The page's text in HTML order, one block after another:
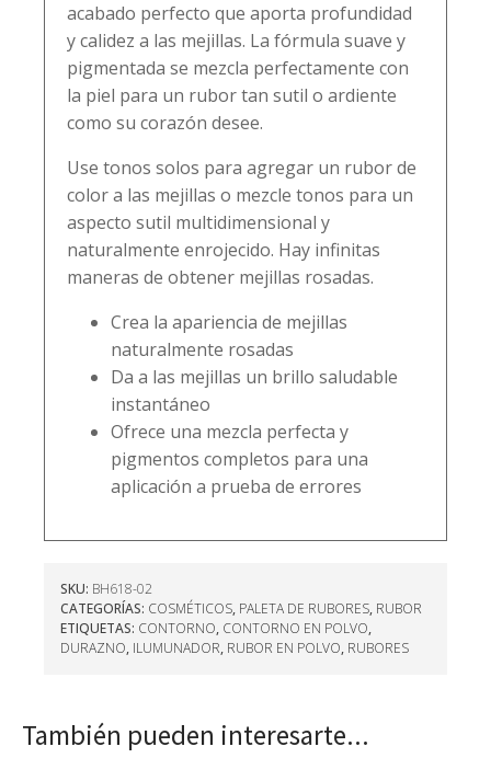
acabado perfecto que aporta profundidad
y calidez a las mejillas. La fórmula suave y
pigmentada se mezcla perfectamente con
la piel para un rubor tan sutil o ardiente
como su corazón desee.
Use tonos solos para agregar un rubor de
color a las mejillas o mezcle tonos para un
aspecto sutil multidimensional y
naturalmente enrojecido. Hay infinitas
maneras de obtener mejillas rosadas.
Crea la apariencia de mejillas
naturalmente rosadas
Da a las mejillas un brillo saludable
instantáneo
Ofrece una mezcla perfecta y
pigmentos completos para una
aplicación a prueba de errores
SKU: BH618-02
CATEGORÍAS: COSMÉTICOS, PALETA DE RUBORES, RUBOR
ETIQUETAS: CONTORNO, CONTORNO EN POLVO,
DURAZNO, ILUMUNADOR, RUBOR EN POLVO, RUBORES
También pueden interesarte...